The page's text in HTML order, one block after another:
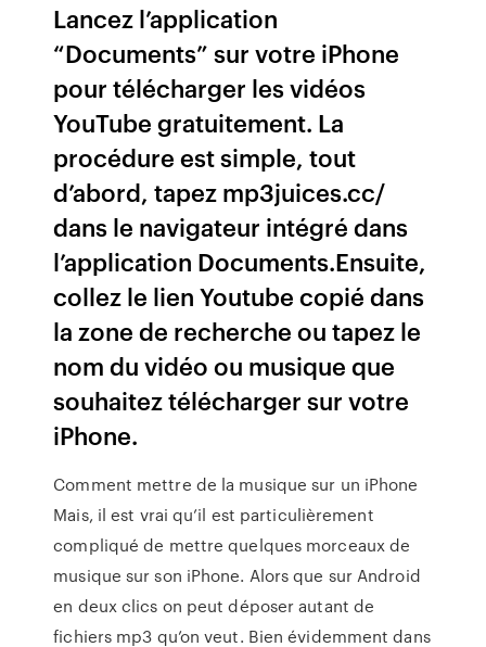
Lancez l’application
“Documents” sur votre iPhone
pour télécharger les vidéos
YouTube gratuitement. La
procédure est simple, tout
d’abord, tapez mp3juices.cc/
dans le navigateur intégré dans
l’application Documents.Ensuite,
collez le lien Youtube copié dans
la zone de recherche ou tapez le
nom du vidéo ou musique que
souhaitez télécharger sur votre
iPhone.
Comment mettre de la musique sur un iPhone
Mais, il est vrai qu’il est particulièrement
compliqué de mettre quelques morceaux de
musique sur son iPhone. Alors que sur Android
en deux clics on peut déposer autant de
fichiers mp3 qu’on veut. Bien évidemment dans